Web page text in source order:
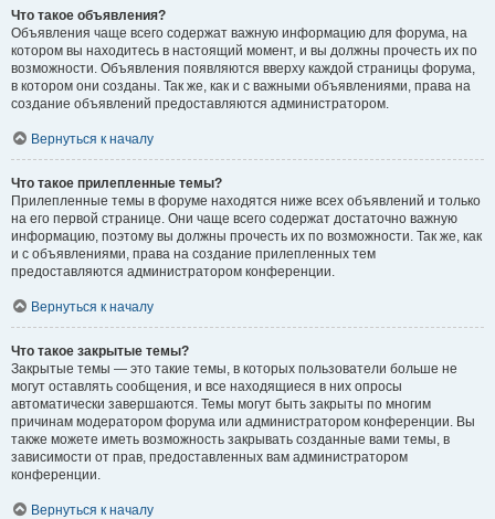
Что такое объявления?
Объявления чаще всего содержат важную информацию для форума, на
котором вы находитесь в настоящий момент, и вы должны прочесть их по
возможности. Объявления появляются вверху каждой страницы форума,
в котором они созданы. Так же, как и с важными объявлениями, права на
создание объявлений предоставляются администратором.
Вернуться к началу
Что такое прилепленные темы?
Прилепленные темы в форуме находятся ниже всех объявлений и только
на его первой странице. Они чаще всего содержат достаточно важную
информацию, поэтому вы должны прочесть их по возможности. Так же, как
и с объявлениями, права на создание прилепленных тем
предоставляются администратором конференции.
Вернуться к началу
Что такое закрытые темы?
Закрытые темы — это такие темы, в которых пользователи больше не
могут оставлять сообщения, и все находящиеся в них опросы
автоматически завершаются. Темы могут быть закрыты по многим
причинам модератором форума или администратором конференции. Вы
также можете иметь возможность закрывать созданные вами темы, в
зависимости от прав, предоставленных вам администратором
конференции.
Вернуться к началу